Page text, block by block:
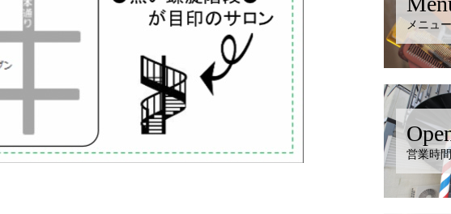
メニュー
営業時